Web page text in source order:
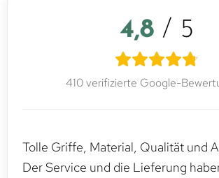
4,8 / 5
410 verifizierte Google-
Tolle Griffe, Material, Qualität und
Der Service und die Lieferung